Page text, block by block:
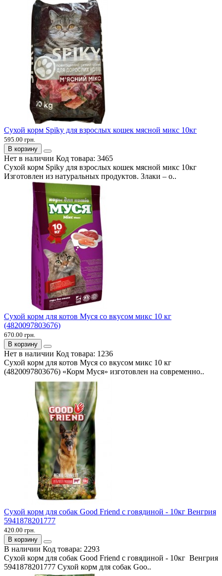
Сухой корм Spiky для взрослых кошек мясной микс 10кг
595.00 грн.
В корзину
Нет в наличии Код товара: 3465
Сухой корм Spiky для взрослых кошек мясной микс 10кг
Изготовлен из натуральных продуктов. Злаки – о..
Сухой корм для котов Муся со вкусом микс 10 кг
(4820097803676)
670.00 грн.
В корзину
Нет в наличии Код товара: 1236
Сухой корм для котов Муся со вкусом микс 10 кг
(4820097803676) «Корм Муся» изготовлен на современно..
Сухой корм для собак Good Friend с говядиной - 10кг Венгрия
5941878201777
420.00 грн.
В корзину
В наличии Код товара: 2293
Сухой корм для собак Good Friend с говядиной - 10кг Венгрия
5941878201777 Сухой корм для собак Goo..